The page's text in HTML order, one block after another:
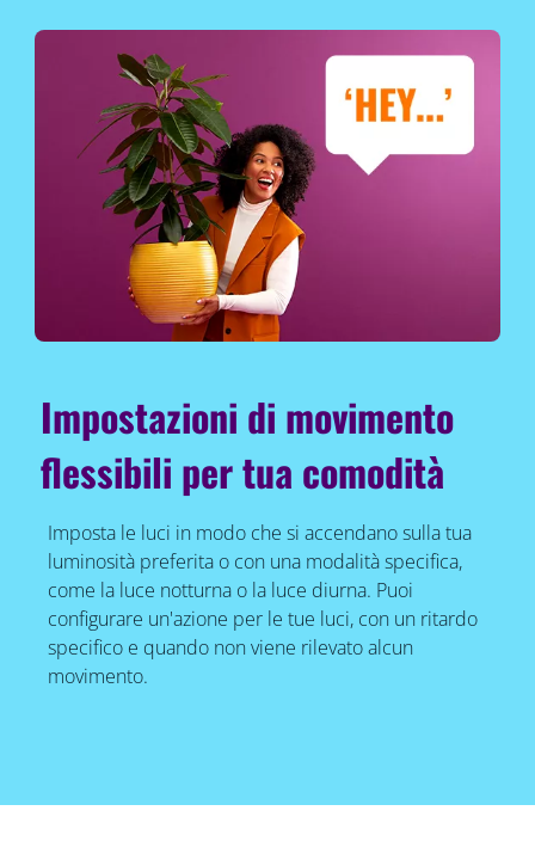
Impostazioni di movimento
flessibili per tua comodità
Imposta le luci in modo che si accendano sulla tua
luminosità preferita o con una modalità specifica,
come la luce notturna o la luce diurna. Puoi
configurare un'azione per le tue luci, con un ritardo
specifico e quando non viene rilevato alcun
movimento.